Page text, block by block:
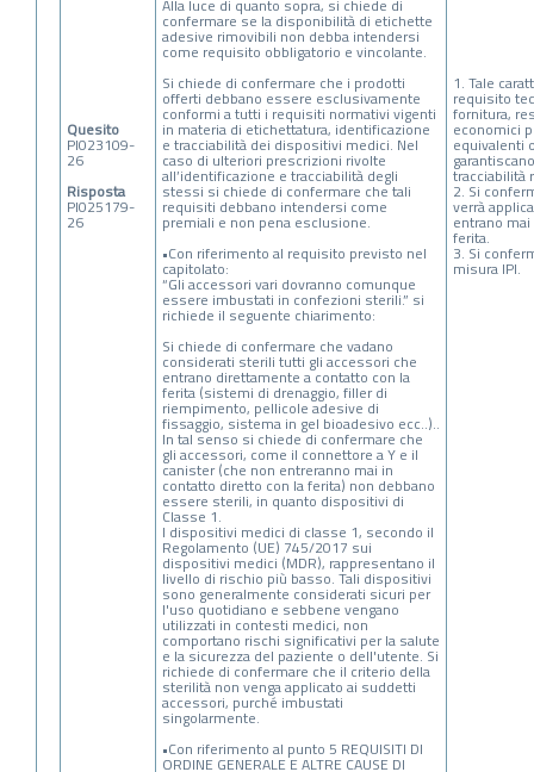
Quesito
PI023109-
26
Risposta
PI025179-
26
Alla luce di quanto sopra, si chiede di
confermare se la disponibilità di etichette
adesive rimovibili non debba intendersi
come requisito obbligatorio e vincolante.
Si chiede di confermare che i prodotti
offerti debbano essere esclusivamente
conformi a tutti i requisiti normativi vigenti
in materia di etichettatura, identificazione
e tracciabilità dei dispositivi medici. Nel
caso di ulteriori prescrizioni rivolte
all’identificazione e tracciabilità degli
stessi si chiede di confermare che tali
requisiti debbano intendersi come
premiali e non pena esclusione.
•Con riferimento al requisito previsto nel
capitolato:
“Gli accessori vari dovranno comunque
essere imbustati in confezioni sterili.” si
richiede il seguente chiarimento:
Si chiede di confermare che vadano
considerati sterili tutti gli accessori che
entrano direttamente a contatto con la
ferita (sistemi di drenaggio, filler di
riempimento, pellicole adesive di
fissaggio, sistema in gel bioadesivo ecc..)..
In tal senso si chiede di confermare che
gli accessori, come il connettore a Y e il
canister (che non entreranno mai in
contatto diretto con la ferita) non debbano
essere sterili, in quanto dispositivi di
Classe 1.
I dispositivi medici di classe 1, secondo il
Regolamento (UE) 745/2017 sui
dispositivi medici (MDR), rappresentano il
livello di rischio più basso. Tali dispositivi
sono generalmente considerati sicuri per
l'uso quotidiano e sebbene vengano
utilizzati in contesti medici, non
comportano rischi significativi per la salute
e la sicurezza del paziente o dell'utente. Si
richiede di confermare che il criterio della
sterilità non venga applicato ai suddetti
accessori, purché imbustati
singolarmente.
•Con riferimento al punto 5 REQUISITI DI
ORDINE GENERALE E ALTRE CAUSE DI
1. Tale
requisito
fornitura,
economici
equivalenti
tracciabilità
2. Si
verrà
entrano
ferita.
3. Si
misura IPI.